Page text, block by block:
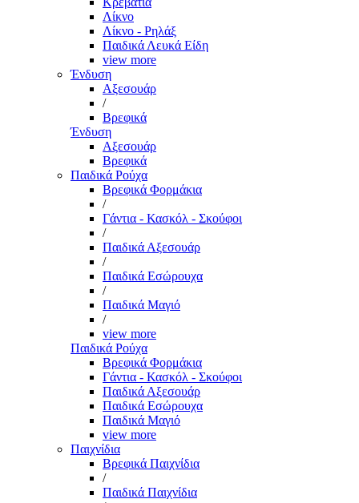
Λίκνο
Λίκνο - Ρηλάξ
Παιδικά Λευκά Είδη
view more
Ένδυση
Αξεσουάρ
/
Βρεφικά
Ένδυση
Αξεσουάρ
Βρεφικά
Παιδικά Ρούχα
Βρεφικά Φορμάκια
/
Γάντια - Κασκόλ - Σκούφοι
/
Παιδικά Αξεσουάρ
/
Παιδικά Εσώρουχα
/
Παιδικά Μαγιό
/
view more
Παιδικά Ρούχα
Βρεφικά Φορμάκια
Γάντια - Κασκόλ - Σκούφοι
Παιδικά Αξεσουάρ
Παιδικά Εσώρουχα
Παιδικά Μαγιό
view more
Παιχνίδια
Βρεφικά Παιχνίδια
/
Παιδικά Παιχνίδια